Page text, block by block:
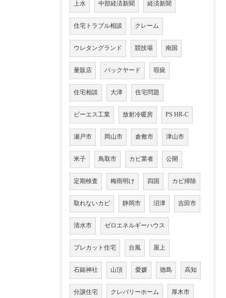
上水 中部経済新聞 経済新聞
住宅トラブル相談 クレーム
ウレタングランド 競技場 南国
量販店 バックヤード 瑕疵
住宅相談 大津 住宅問題
ピーエス工業 放射冷暖房 PS HR-C
瀬戸市 岡山市 倉敷市 津山市
米子 鳥取市 カビ業者 公開
定期検査 梅雨明け 四国 カビ掃除
取れないカビ 静岡市 沼津 吉田市
清水市 ゼロエネルギーハウス
プレカット住宅 台風 屋上
石鎚神社 山頂 愛媛 徳島 高知
分譲住宅 クレバリーホーム 厚木市